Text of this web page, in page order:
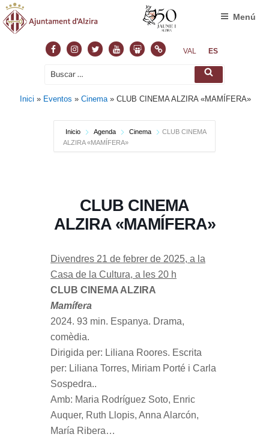
FacebookInstagram
TwitterYoutubeSlideshare
NormasVAL ES
Buscar
Buscar
Menú
Inici » Eventos »Cinema »CLUB CINEMA ALZIRA «MAMÍFERA»
Inicio Agenda Cinema
CLUB CINEMA
ALZIRA «MAMÍFERA»
CLUB CINEMA
ALZIRA «MAMÍFERA»
Divendres 21 de febrer de 2025, a la
Casa de la Cultura, a les 20 h
CLUB CINEMA ALZIRA
Mamífera
2024. 93 min. Espanya. Drama,
comèdia.
Dirigida per: Liliana Roores. Escrita
per: Liliana Torres, Miriam Porté i Carla
Sospedra..
Amb: Maria Rodríguez Soto, Enric
Auquer, Ruth Llopis, Anna Alarcón,
María Ribera…